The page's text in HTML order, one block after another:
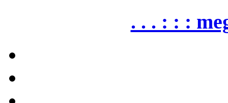
. . . : : :